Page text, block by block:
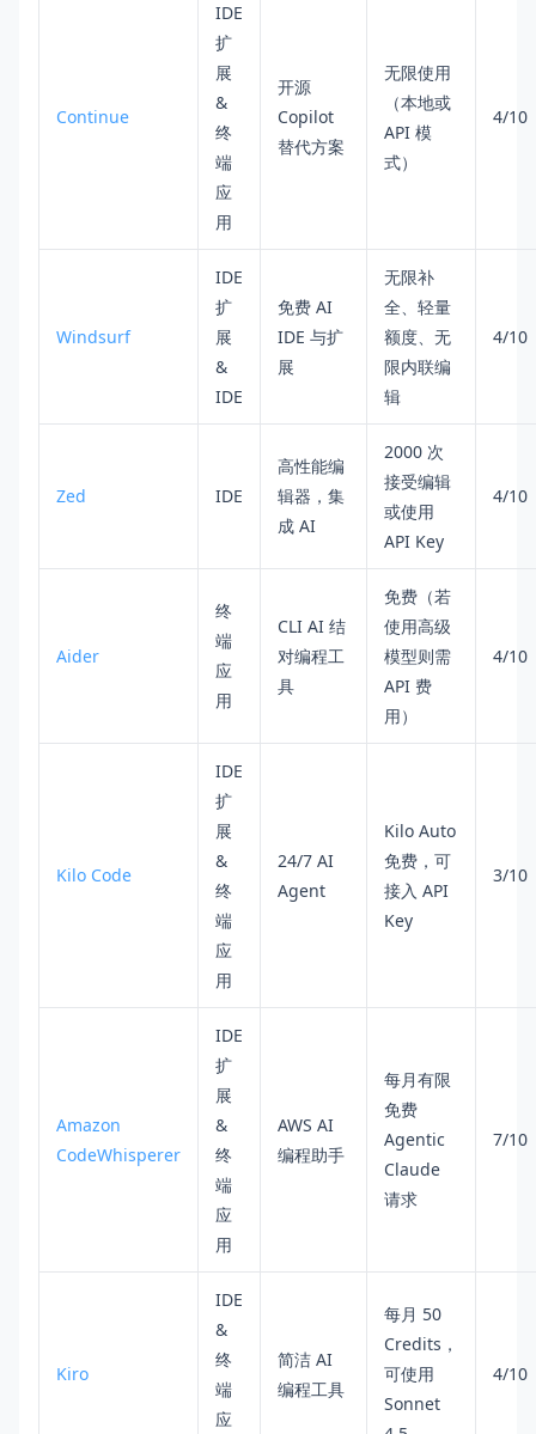
Continue
IDE
扩
展
&
终
端
应
用
开源
Copilot
替代方案
无限使用
（本地或
API 模
式）
4/10
Windsurf
IDE
扩
展
&
IDE
免费 AI
IDE 与扩
展
无限补
全、轻量
额度、无
限内联编
辑
4/10
Zed IDE
高性能编
辑器，集
成 AI
2000 次
接受编辑
或使用
API Key
4/10
Aider
终
端
应
用
CLI AI 结
对编程工
具
免费（若
使用高级
模型则需
API 费
用）
4/10
Kilo Code
IDE
扩
展
&
终
端
应
用
24/7 AI
Agent
Kilo Auto
免费，可
接入 API
Key
3/10
Amazon
CodeWhisperer
IDE
扩
展
&
终
端
应
用
AWS AI
编程助手
每月有限
免费
Agentic
Claude
请求
7/10
Kiro
IDE
&
终
端
应
简洁 AI
编程工具
每月 50
Credits，
可使用
Sonnet
4/10